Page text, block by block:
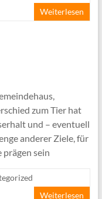
Weiterlesen
zum Tier hat
und – eventuell
anderer Ziele, für
prägen sein
Weiterlesen